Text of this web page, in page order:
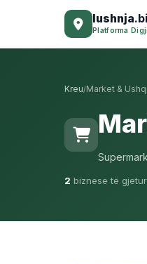
lushnja
Platforma
Kreu/Market &
2 biznese të